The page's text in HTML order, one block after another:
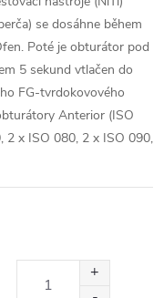
se dosáhne během
Poté je obturátor pod
5 sekund vtlačen do
FG-tvrdokovového
Anterior (ISO
2 x ISO 080, 2 x ISO 090,